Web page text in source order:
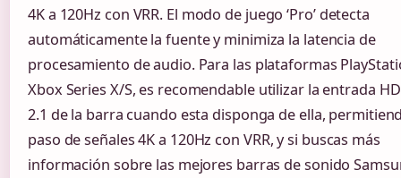
4K a 120Hz con VRR. El modo de juego ‘Pro’ detecta
automáticamente la fuente y minimiza la latencia de
procesamiento de audio. Para las plataformas
Xbox Series X/S, es recomendable utilizar la entrada
2.1 de la barra cuando esta disponga de ella,
paso de señales 4K a 120Hz con VRR, y si buscas más
información sobre las mejores barras de sonido